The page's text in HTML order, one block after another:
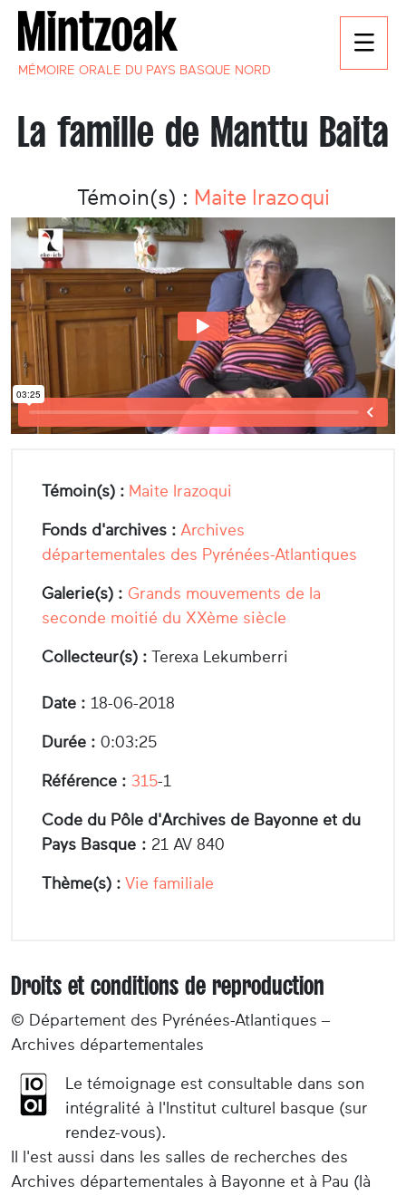
MÉMOIRE ORALE DU PAYS BASQUE NORD
La famille de Manttu Baita
Témoin(s) : Maite Irazoqui
Témoin(s) : Maite Irazoqui
Fonds d'archives : Archives
départementales des Pyrénées-Atlantiques
Galerie(s) : Grands mouvements de la
seconde moitié du XXème siècle
Collecteur(s) : Terexa Lekumberri
Date : 18-06-2018
Durée : 0:03:25
Référence : 315-1
Code du Pôle d'Archives de Bayonne et du
Pays Basque : 21 AV 840
Thème(s) : Vie familiale
Droits et conditions de reproduction
© Département des Pyrénées-Atlantiques –
Archives départementales
Le témoignage est consultable dans son
intégralité à l'Institut culturel basque (sur
rendez-vous).
Il l'est aussi dans les salles de recherches des
Archives départementales à Bayonne et à Pau (là